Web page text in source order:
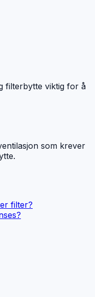
filterbytte viktig for å
som krever
filter?